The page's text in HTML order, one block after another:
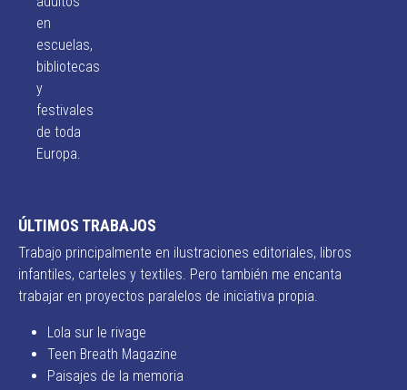
en
escuelas,
bibliotecas
y
festivales
de toda
Europa.
ÚLTIMOS TRABAJOS
Trabajo principalmente en ilustraciones editoriales, libros
infantiles, carteles y textiles. Pero también me encanta
trabajar en proyectos paralelos de iniciativa propia.
Lola sur le rivage
Teen Breath Magazine
Paisajes de la memoria